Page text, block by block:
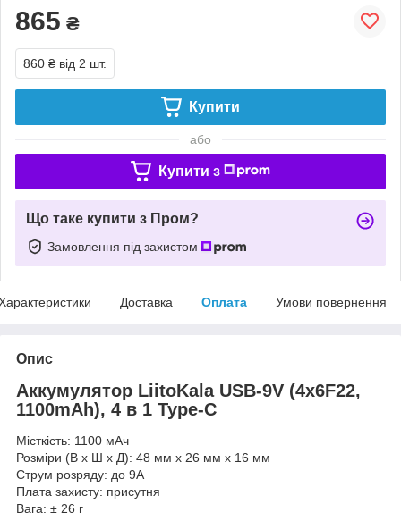
865 ₴
860 ₴ від 2 шт.
Купити
або
Купити з
Що таке купити з Пром?
Замовлення під захистом
Доставка Оплата Умови повернення
Опис
Аккумулятор LiitoKala USB-9V (4х6F22,
1100mAh), 4 в 1 Type-C
Місткість: 1100 мАч
Розміри (В x Ш x Д): 48 мм x 26 мм x 16 мм
Струм розряду: до 9А
Плата захисту: присутня
Вага: ± 26 г